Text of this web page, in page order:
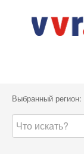
Выбранный регион: